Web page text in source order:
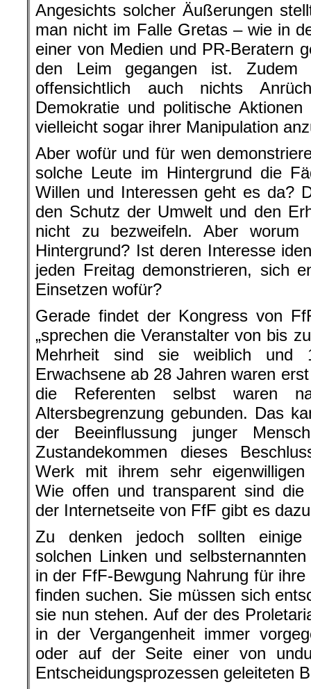
Angesichts solcher Äußerungen
man nicht im Falle Gretas – wie in
einer von Medien und PR-Beratern
den Leim gegangen ist. Zudem
offensichtlich auch nichts
Demokratie und politische
vielleicht sogar ihrer Manipulation
Aber wofür und für wen
solche Leute im Hintergrund die
Willen und Interessen geht es da?
den Schutz der Umwelt und den
nicht zu bezweifeln. Aber
Hintergrund? Ist deren Interesse
jeden Freitag demonstrieren, sich
Einsetzen wofür?
Gerade findet der Kongress von
„sprechen die Veranstalter von bis
Mehrheit sind sie weiblich
Erwachsene ab 28 Jahren waren
die Referenten selbst waren
Altersbegrenzung gebunden. Das
der Beeinflussung junger
Zustandekommen dieses
Werk mit ihrem sehr eigenwilligen
Wie offen und transparent sind die
der Internetseite von FfF gibt es
Zu denken jedoch sollten einige
solchen Linken und
in der FfF-Bewgung Nahrung für
finden suchen. Sie müssen sich
sie nun stehen. Auf der des
in der Vergangenheit immer
oder auf der Seite einer von
Entscheidungsprozessen geleiteten